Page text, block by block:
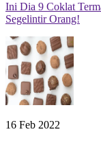
Ini Dia 9 Coklat
Segelintir Orang!
16 Feb 2022